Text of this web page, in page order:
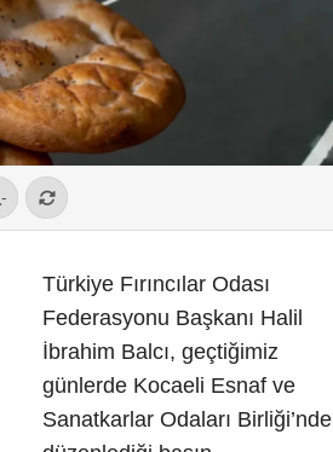
-
Türkiye Fırıncılar Odası
Federasyonu Başkanı Halil
İbrahim Balcı, geçtiğimiz
günlerde Kocaeli Esnaf ve
Sanatkarlar Odaları Birliği’nde